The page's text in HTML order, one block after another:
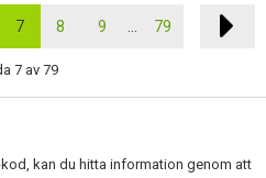
7 8 9 79
7 av 79
kan du hitta information genom att